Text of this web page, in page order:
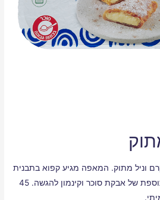
וניל מתוק. המאפה מגיע קפוא בתבנית
המיועדת לאפייה בתנור בתוספת של אבקת סוכר וקינמון להגשה. 45